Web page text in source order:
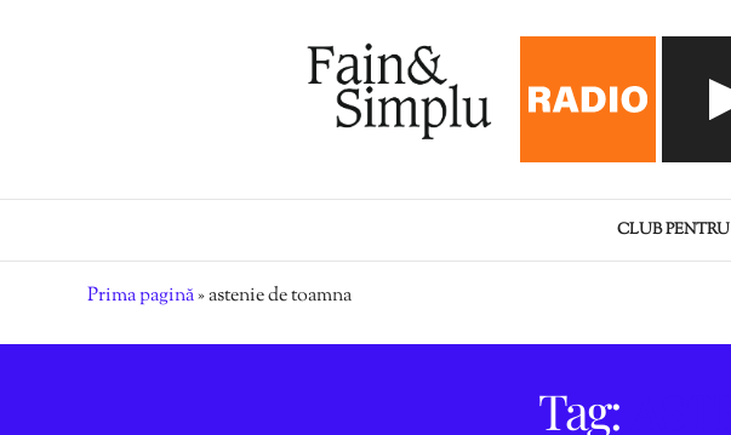
CLUB PENTRU
Prima pagină»astenie de toamna
Tag: